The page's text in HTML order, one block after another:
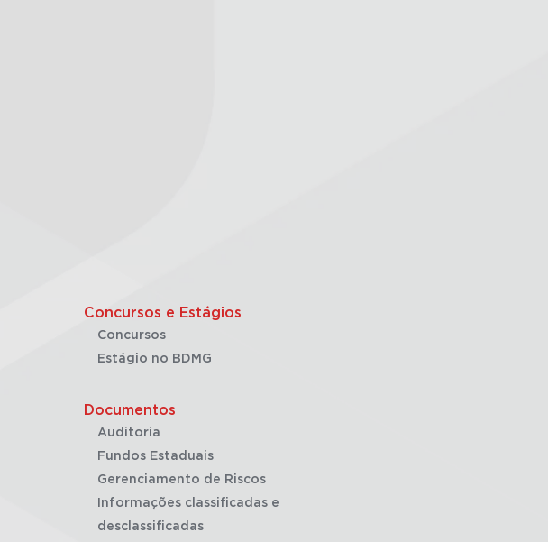
Concursos e Estágios
Concursos
Estágio no BDMG
Documentos
Auditoria
Fundos Estaduais
Gerenciamento de Riscos
Informações classificadas e
desclassificadas